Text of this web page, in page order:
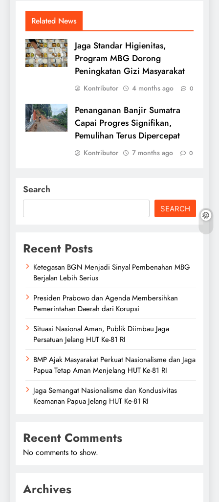
Related News
Jaga Standar Higienitas,
Program MBG Dorong
Peningkatan Gizi Masyarakat
Kontributor 4 months ago 0
Penanganan Banjir Sumatra
Capai Progres Signifikan,
Pemulihan Terus Dipercepat
Kontributor 7 months ago 0
Search
SEARCH
Recent Posts
Ketegasan BGN Menjadi Sinyal Pembenahan MBG
Berjalan Lebih Serius
Presiden Prabowo dan Agenda Membersihkan
Pemerintahan Daerah dari Korupsi
Situasi Nasional Aman, Publik Diimbau Jaga
Persatuan Jelang HUT Ke-81 RI
BMP Ajak Masyarakat Perkuat Nasionalisme dan Jaga
Papua Tetap Aman Menjelang HUT Ke-81 RI
Jaga Semangat Nasionalisme dan Kondusivitas
Keamanan Papua Jelang HUT Ke-81 RI
Recent Comments
No comments to show.
Archives